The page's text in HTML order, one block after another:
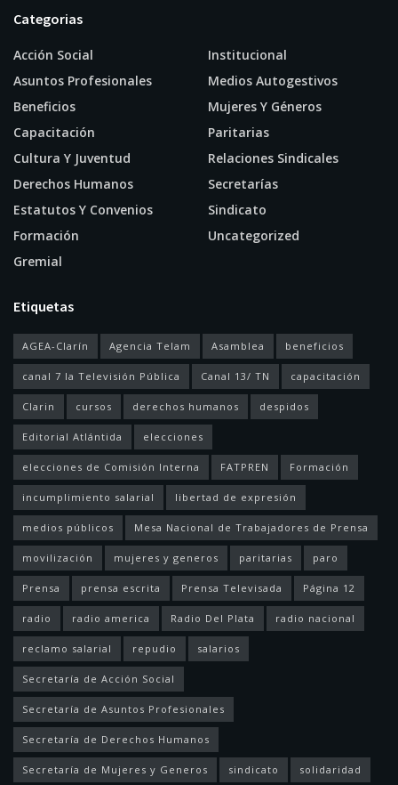
Categorias
Acción Social
Asuntos Profesionales
Beneficios
Capacitación
Cultura Y Juventud
Derechos Humanos
Estatutos Y Convenios
Formación
Gremial
Institucional
Medios Autogestivos
Mujeres Y Géneros
Paritarias
Relaciones Sindicales
Secretarías
Sindicato
Uncategorized
Etiquetas
AGEA-Clarín Agencia Telam Asamblea beneficios
canal 7 la Televisión Pública Canal 13/ TN capacitación
Clarin cursos derechos humanos despidos
Editorial Atlántida elecciones
elecciones de Comisión Interna FATPREN Formación
incumplimiento salarial libertad de expresión
medios públicos Mesa Nacional de Trabajadores de Prensa
movilización mujeres y generos paritarias paro
Prensa prensa escrita Prensa Televisada Página 12
radio radio america Radio Del Plata radio nacional
reclamo salarial repudio salarios
Secretaría de Acción Social
Secretaría de Asuntos Profesionales
Secretaría de Derechos Humanos
Secretaría de Mujeres y Generos sindicato solidaridad